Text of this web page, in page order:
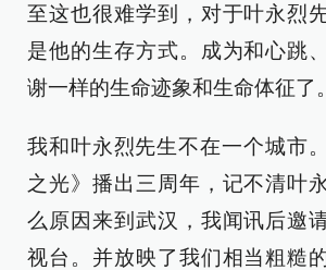
至这也很难学到，对于叶永烈
是他的生存方式。成为和心跳
谢一样的生命迹象和生命体征了。
我和叶永烈先生不在一个城市
之光》播出三周年，记不清叶
么原因来到武汉，我闻讯后邀
视台。并放映了我们相当粗糙